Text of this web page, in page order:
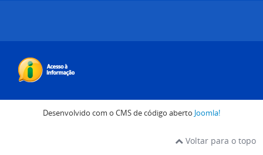
Desenvolvido com o CMS de código aberto Joomla!
Voltar para o topo